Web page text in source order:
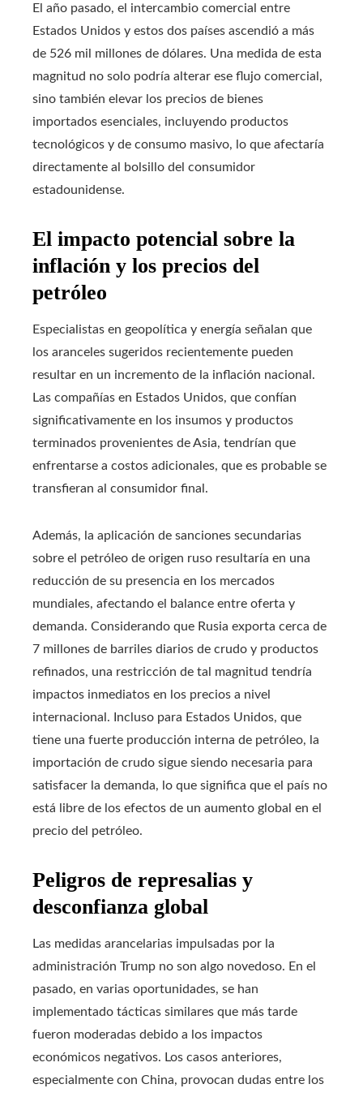
El año pasado, el intercambio comercial entre
Estados Unidos y estos dos países ascendió a más
de 526 mil millones de dólares. Una medida de esta
magnitud no solo podría alterar ese flujo comercial,
sino también elevar los precios de bienes
importados esenciales, incluyendo productos
tecnológicos y de consumo masivo, lo que afectaría
directamente al bolsillo del consumidor
estadounidense.
El impacto potencial sobre la
inflación y los precios del
petróleo
Especialistas en geopolítica y energía señalan que
los aranceles sugeridos recientemente pueden
resultar en un incremento de la inflación nacional.
Las compañías en Estados Unidos, que confían
significativamente en los insumos y productos
terminados provenientes de Asia, tendrían que
enfrentarse a costos adicionales, que es probable se
transfieran al consumidor final.
Además, la aplicación de sanciones secundarias
sobre el petróleo de origen ruso resultaría en una
reducción de su presencia en los mercados
mundiales, afectando el balance entre oferta y
demanda. Considerando que Rusia exporta cerca de
7 millones de barriles diarios de crudo y productos
refinados, una restricción de tal magnitud tendría
impactos inmediatos en los precios a nivel
internacional. Incluso para Estados Unidos, que
tiene una fuerte producción interna de petróleo, la
importación de crudo sigue siendo necesaria para
satisfacer la demanda, lo que significa que el país no
está libre de los efectos de un aumento global en el
precio del petróleo.
Peligros de represalias y
desconfianza global
Las medidas arancelarias impulsadas por la
administración Trump no son algo novedoso. En el
pasado, en varias oportunidades, se han
implementado tácticas similares que más tarde
fueron moderadas debido a los impactos
económicos negativos. Los casos anteriores,
especialmente con China, provocan dudas entre los